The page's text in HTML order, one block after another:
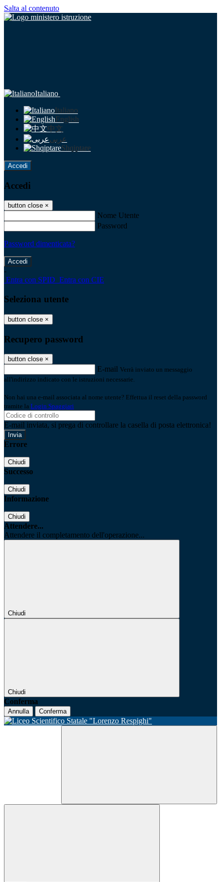
Salta al contenuto
Italiano
Italiano
English
中文
عربى
Shqiptare
Accedi
Accedi
button close ×
Nome Utente
Password
Password dimenticata?
-
Entra con SPID Entra con CIE
Seleziona utente
button close ×
Recupero password
button close ×
E-mail Verrà inviato un messaggio
all'indirizzo indicato con le istruzioni necessarie.
Non hai una e-mail associata al nome utente? Effettua il reset della password
tramite la Login Spaggiari
E-mail inviata, si prega di controllare la casella di posta elettronica!
Errore
Chiudi
Successo
Chiudi
Informazione
Chiudi
Attendere...
Attendere il completamento dell'operazione...
Chiudi
Chiudi
Conferma
Annulla Conferma